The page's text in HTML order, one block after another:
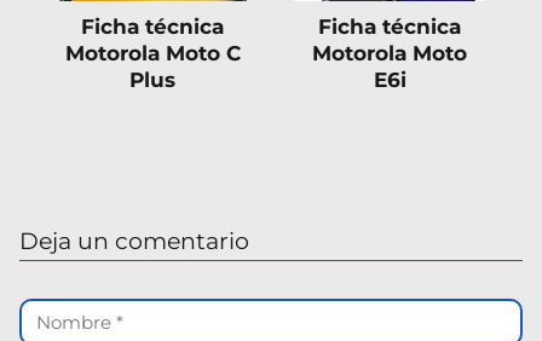
Ficha técnica
Motorola Moto C
Plus
Ficha técnica
Motorola Moto
E6i
Deja un comentario